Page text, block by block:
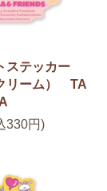
ステッカー
リーム） TA
330円)